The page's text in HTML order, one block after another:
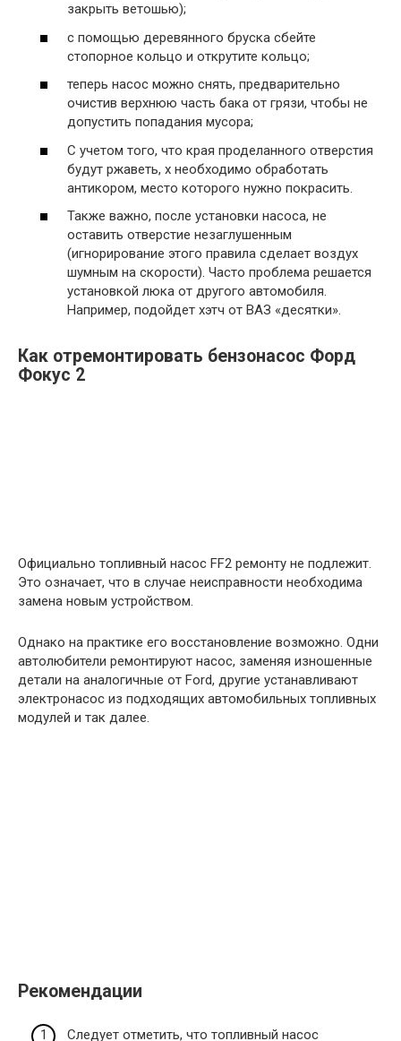
закрыть ветошью);
с помощью деревянного бруска сбейте
стопорное кольцо и открутите кольцо;
теперь насос можно снять, предварительно
очистив верхнюю часть бака от грязи, чтобы не
допустить попадания мусора;
С учетом того, что края проделанного отверстия
будут ржаветь, х необходимо обработать
антикором, место которого нужно покрасить.
Также важно, после установки насоса, не
оставить отверстие незаглушенным
(игнорирование этого правила сделает воздух
шумным на скорости). Часто проблема решается
установкой люка от другого автомобиля.
Например, подойдет хэтч от ВАЗ «десятки».
Как отремонтировать бензонасос Форд
Фокус 2
Официально топливный насос FF2 ремонту не подлежит.
Это означает, что в случае неисправности необходима
замена новым устройством.
Однако на практике его восстановление возможно. Одни
автолюбители ремонтируют насос, заменяя изношенные
детали на аналогичные от Ford, другие устанавливают
электронасос из подходящих автомобильных топливных
модулей и так далее.
Рекомендации
Следует отметить, что топливный насос